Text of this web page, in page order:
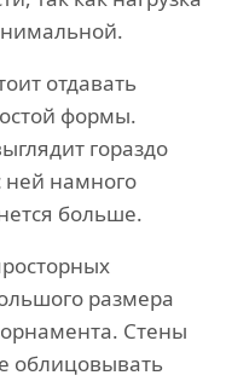
отдавать
формы.
гораздо
ней намного
больше.
размера
Стены
облицовывать